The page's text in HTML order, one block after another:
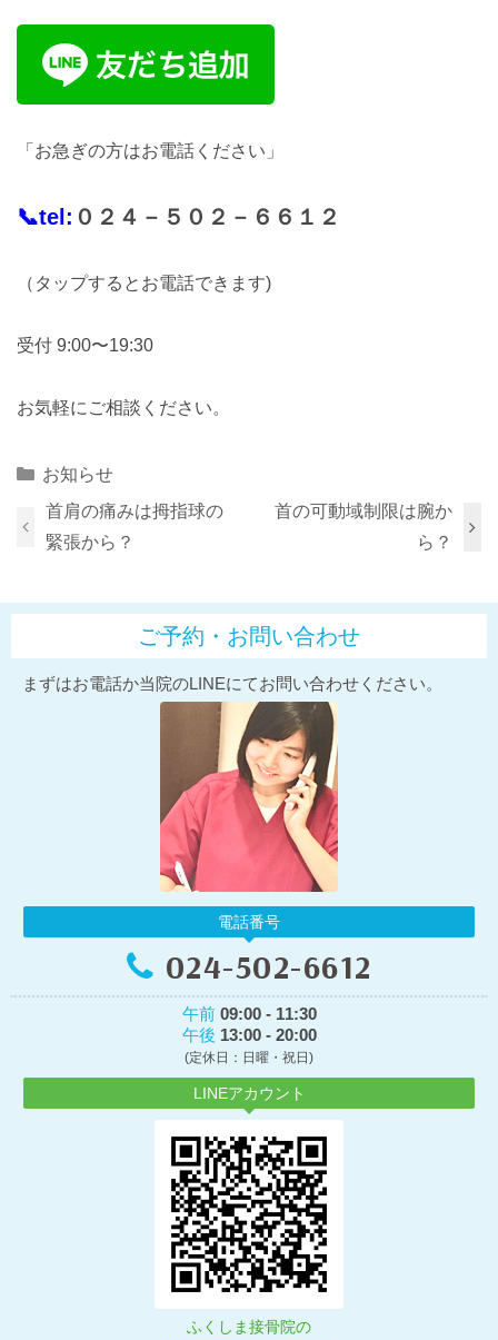
「お急ぎの方はお電話ください」
📞tel: ０２４－５０２－６６１２
（タップするとお電話できます)
受付 9:00〜19:30
お気軽にご相談ください。
Categories
お知らせ
首肩の痛みは拇指球の
緊張から？
首の可動域制限は腕か
ら？
ご予約・お問い合わせ
まずはお電話か当院のLINEにてお問い合わせください。
電話番号
024-502-6612
午前 09:00 - 11:30
午後 13:00 - 20:00
(定休日：日曜・祝日)
LINEアカウント
ふくしま接骨院の